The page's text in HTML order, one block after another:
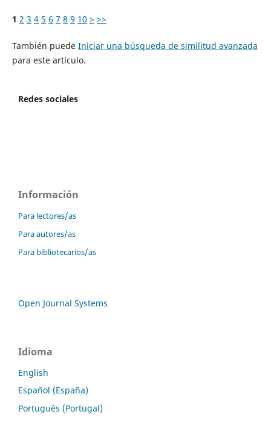
1 2 3 4 5 6 7 8 9 10 > >>
También puede Iniciar una búsqueda de similitud avanzada
para este artículo.
Redes sociales
Información
Para lectores/as
Para autores/as
Para bibliotecarios/as
Open Journal Systems
Idioma
English
Español (España)
Português (Portugal)